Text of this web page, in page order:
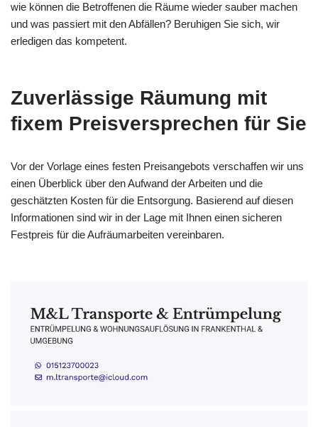
wie können die Betroffenen die Räume wieder sauber machen
und was passiert mit den Abfällen? Beruhigen Sie sich, wir
erledigen das kompetent.
Zuverlässige Räumung mit
fixem Preisversprechen für Sie
Vor der Vorlage eines festen Preisangebots verschaffen wir uns
einen Überblick über den Aufwand der Arbeiten und die
geschätzten Kosten für die Entsorgung. Basierend auf diesen
Informationen sind wir in der Lage mit Ihnen einen sicheren
Festpreis für die Aufräumarbeiten vereinbaren.